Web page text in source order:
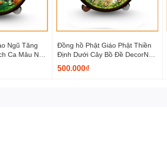
khấu cao lên đến 50%
thời trên các kênh bán hàng của Decornow
sóc 1 - 1 cho đại lý
Doanh Decornow
và vẻ đẹp trong tranh.
Ngũ Tăng
Ca Mâu Ni
Đồng hồ Phật Giáo Phật Thiền
Định Dưới Cây Bồ Đề DecorNow
DH02
500.000₫